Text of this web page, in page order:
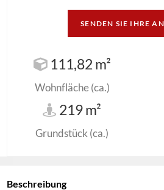
SENDEN SIE IHRE
111,82 m²
Wohnfläche (ca.)
219 m²
Grundstück (ca.)
Beschreibung